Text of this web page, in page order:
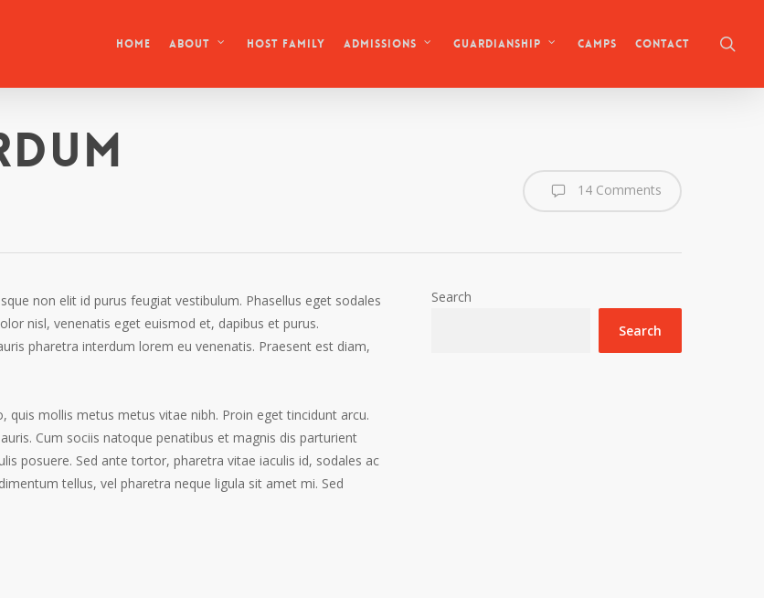
HOME About Host Family Admissions Guardianship Camps Contact
14 Comments
non elit id purus feugiat vestibulum. Phasellus eget sodales
nisl, venenatis eget euismod et, dapibus et purus.
pharetra interdum lorem eu venenatis. Praesent est diam,
mollis metus metus vitae nibh. Proin eget tincidunt arcu.
Cum sociis natoque penatibus et magnis dis parturient
posuere. Sed ante tortor, pharetra vitae iaculis id, sodales ac
tellus, vel pharetra neque ligula sit amet mi. Sed
Search
Search